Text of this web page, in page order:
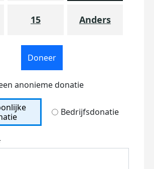
15 Anders
Doneer
anonieme donatie
Bedrijfsdonatie